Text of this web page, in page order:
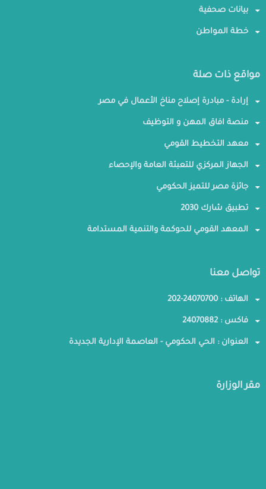
بيانات صحفية
خطة المواطن
مواقع ذات صلة
إرادة - مبادرة إصلاح مناخ الأعمال في مصر
منصة افاق المهن و التوظيف
معهد التخطيط القومي
الجهاز المركزي للتعبئة العامة والإحصاء
جائزة مصر للتميز الحكومي
تطبيق شارك 2030
المعهد القومي للحوكمة والتنمية المستدامة
تواصل معنا
الهاتف : 24070700-202
فاكس : 24070882
العنوان : الحي الحكومي - العاصمة الإدارية الجديدة
مقر الوزارة